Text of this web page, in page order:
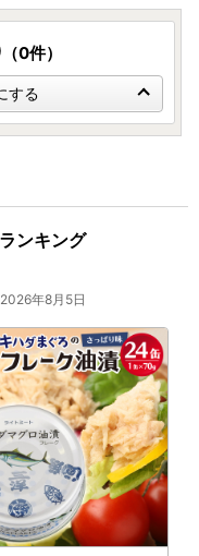
（0件）
する
ンキング
年8月5日